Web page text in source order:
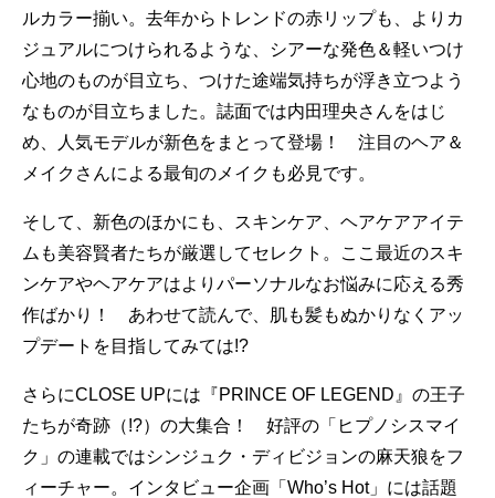
ルカラー揃い。去年からトレンドの赤リップも、よりカ
ジュアルにつけられるような、シアーな発色＆軽いつけ
心地のものが目立ち、つけた途端気持ちが浮き立つよう
なものが目立ちました。誌面では内田理央さんをはじ
め、人気モデルが新色をまとって登場！ 注目のヘア＆
メイクさんによる最旬のメイクも必見です。
そして、新色のほかにも、スキンケア、ヘアケアアイテ
ムも美容賢者たちが厳選してセレクト。ここ最近のスキ
ンケアやヘアケアはよりパーソナルなお悩みに応える秀
作ばかり！ あわせて読んで、肌も髪もぬかりなくアッ
プデートを目指してみては!?
さらにCLOSE UPには『PRINCE OF LEGEND』の王子
たちが奇跡（!?）の大集合！ 好評の「ヒプノシスマイ
ク」の連載ではシンジュク・ディビジョンの麻天狼をフ
ィーチャー。インタビュー企画「Who’s Hot」には話題